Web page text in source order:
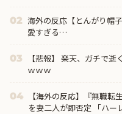
02 海外の反応【とんがり帽
愛すぎる…
03
【悲報】 楽天、ガチで
ｗｗｗ
04
【海外の反応】『無職
を妻二人が即否定 「ハー